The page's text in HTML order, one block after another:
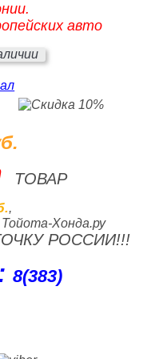
авто
,
Хонда.ру
ТОВАР
РОССИИ!!!
8(383)